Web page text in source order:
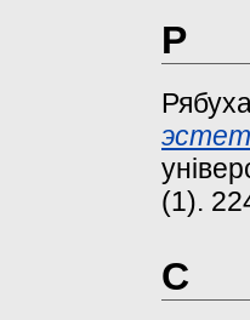
Р
(1).
С